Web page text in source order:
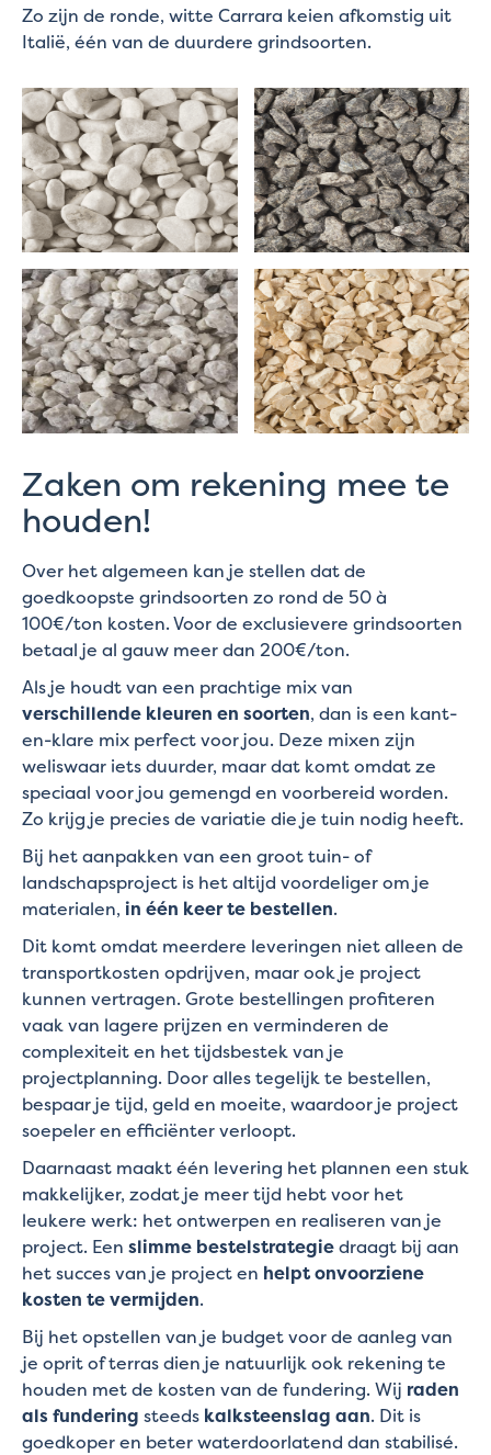
Zo zijn de ronde, witte Carrara keien afkomstig uit
Italië, één van de duurdere grindsoorten.
Zaken om rekening mee te
houden!
Over het algemeen kan je stellen dat de
goedkoopste grindsoorten zo rond de 50 à
100€/ton kosten. Voor de exclusievere grindsoorten
betaal je al gauw meer dan 200€/ton.
Als je houdt van een prachtige mix van
verschillende kleuren en soorten, dan is een kant-
en-klare mix perfect voor jou. Deze mixen zijn
weliswaar iets duurder, maar dat komt omdat ze
speciaal voor jou gemengd en voorbereid worden.
Zo krijg je precies de variatie die je tuin nodig heeft.
Bij het aanpakken van een groot tuin- of
landschapsproject is het altijd voordeliger om je
materialen, in één keer te bestellen.
Dit komt omdat meerdere leveringen niet alleen de
transportkosten opdrijven, maar ook je project
kunnen vertragen. Grote bestellingen profiteren
vaak van lagere prijzen en verminderen de
complexiteit en het tijdsbestek van je
projectplanning. Door alles tegelijk te bestellen,
bespaar je tijd, geld en moeite, waardoor je project
soepeler en efficiënter verloopt.
Daarnaast maakt één levering het plannen een stuk
makkelijker, zodat je meer tijd hebt voor het
leukere werk: het ontwerpen en realiseren van je
project. Een slimme bestelstrategiedraagt bij aan
het succes van je project en helpt onvoorziene
kosten te vermijden.
Bij het opstellen van je budget voor de aanleg van
je oprit of terras dien je natuurlijk ook rekening te
houden met de kosten van de fundering. Wij raden
als fundering steeds kalksteenslag aan. Dit is
goedkoper en beter waterdoorlatend dan stabilisé.